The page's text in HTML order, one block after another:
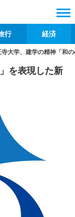
行 経済
寺大学、建学の精神「和
を表現した新